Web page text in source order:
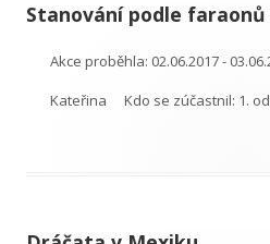
Stanování podle faraonů
Akce proběhla: 02.06.2017 -
Kateřina
Kdo se zúčastnil: 1.